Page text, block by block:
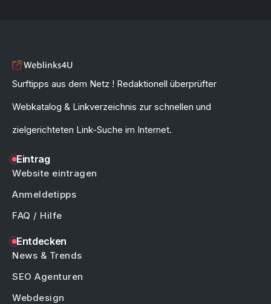
Surftipps aus dem Netz ! Redaktionell überprüfter
Webkatalog & Linkverzeichnis zur schnellen und
zielgerichteten Link-Suche im Internet.
Eintrag
Website eintragen
Anmeldetipps
FAQ / Hilfe
Entdecken
News & Trends
SEO Agenturen
Webdesign